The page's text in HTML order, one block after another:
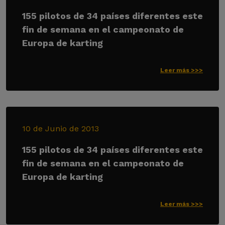
155 pilotos de 34 países diferentes este
fin de semana en el campeonato de
Europa de karting
Leer más >>>
10 de Junio de 2013
155 pilotos de 34 países diferentes este
fin de semana en el campeonato de
Europa de karting
Leer más >>>